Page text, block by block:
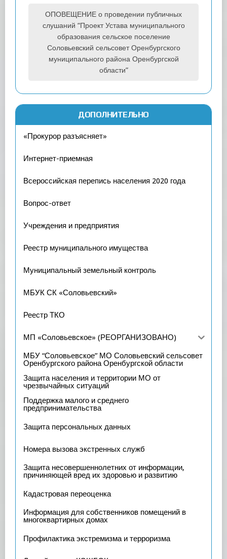
ОПОВЕЩЕНИЕ о проведении публичных
слушаний “Проект Устава муниципального
образования сельское поселение
Соловьевский сельсовет Оренбургского
муниципального района Оренбургской
области”
ДОПОЛНИТЕЛЬНО
«Прокурор разъясняет»
Интернет-приемная
Всероссийская перепись населения 2020 года
Вопрос-ответ
Учреждения и предприятия
Реестр муниципального имущества
Муниципальный земельный контроль
МБУК СК «Соловьевский»
Реестр ТКО
МП «Соловьевское» (РЕОРГАНИЗОВАНО)
МБУ “Соловьевское” МО Соловьевский сельсовет
Оренбургского района Оренбургской области
Защита населения и территории МО от
чрезвычайных ситуаций
Поддержка малого и среднего
предпринимательства
Защита персональных данных
Номера вызова экстренных служб
Защита несовершеннолетних от информации,
причиняющей вред их здоровью и развитию
Кадастровая переоценка
Информация для собственников помещений в
многоквартирных домах
Профилактика экстремизма и терроризма